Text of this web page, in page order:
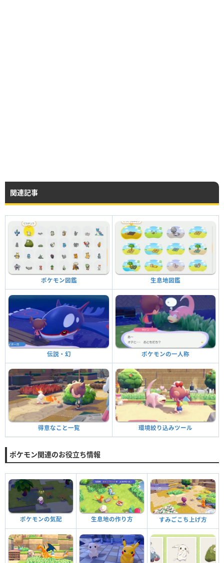
関連記事
ポケモン図鑑 生息地図鑑
伝説・幻 ポケモンの一人称
得意なこと一覧 環境絞り込みツール
ポケモン関連のお役立ち情報
ポケモンの気配 生息地の作り方 すみごこち上げ方